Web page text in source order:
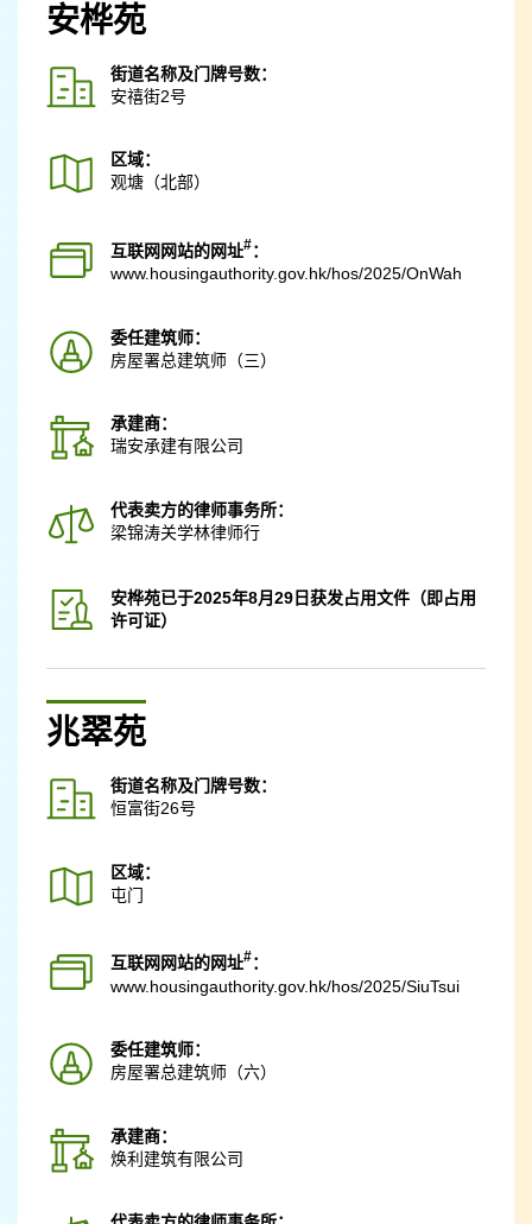
安桦苑
街道名称及门牌号数：
安禧街2号
区域：
观塘（北部）
互联网网站的网址#：
www.housingauthority.gov.hk/hos/2025/OnWah
委任建筑师：
房屋署总建筑师（三）
承建商：
瑞安承建有限公司
代表卖方的律师事务所：
梁锦涛关学林律师行
安桦苑已于2025年8月29日获发占用文件（即占用
许可证）
兆翠苑
街道名称及门牌号数：
恒富街26号
区域：
屯门
互联网网站的网址#：
www.housingauthority.gov.hk/hos/2025/SiuTsui
委任建筑师：
房屋署总建筑师（六）
承建商：
焕利建筑有限公司